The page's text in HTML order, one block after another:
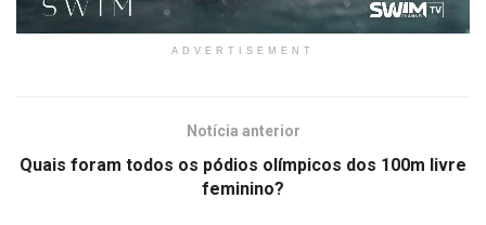
ADVERTISEMENT
Notícia anterior
Quais foram todos os pódios olímpicos dos 100m livre
feminino?